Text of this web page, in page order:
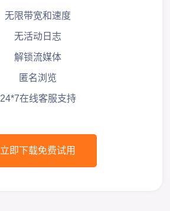
无限带宽和速度
无活动日志
解锁流媒体
匿名浏览
24*7在线客服支持
立即下载免费试用